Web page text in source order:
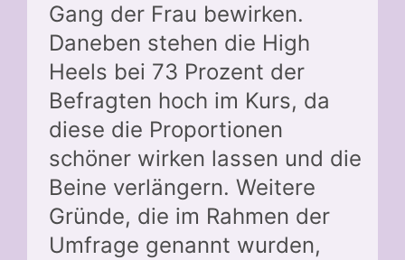
Gang der Frau bewirken.
Daneben stehen die High
Heels bei 73 Prozent der
Befragten hoch im Kurs, da
diese die Proportionen
schöner wirken lassen und die
Beine verlängern. Weitere
Gründe, die im Rahmen der
Umfrage genannt wurden,